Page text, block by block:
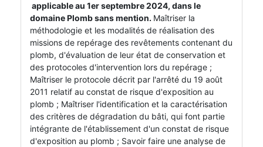
applicable au 1er septembre 2024, dans le
domaine Plomb sans mention. Maîtriser la
méthodologie et les modalités de réalisation des
missions de repérage des revêtements contenant du
plomb, d'évaluation de leur état de conservation et
des protocoles d'intervention lors du repérage ;
Maîtriser le protocole décrit par l'arrêté du 19 août
2011 relatif au constat de risque d'exposition au
plomb ; Maîtriser l'identification et la caractérisation
des critères de dégradation du bâti, qui font partie
intégrante de l'établissement d'un constat de risque
d'exposition au plomb ; Savoir faire une analyse de